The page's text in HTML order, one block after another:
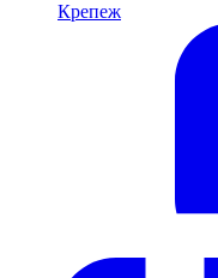
Крепеж